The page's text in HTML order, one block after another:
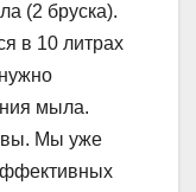
(2 бруска).
в 10 литрах
мыла.
Мы уже